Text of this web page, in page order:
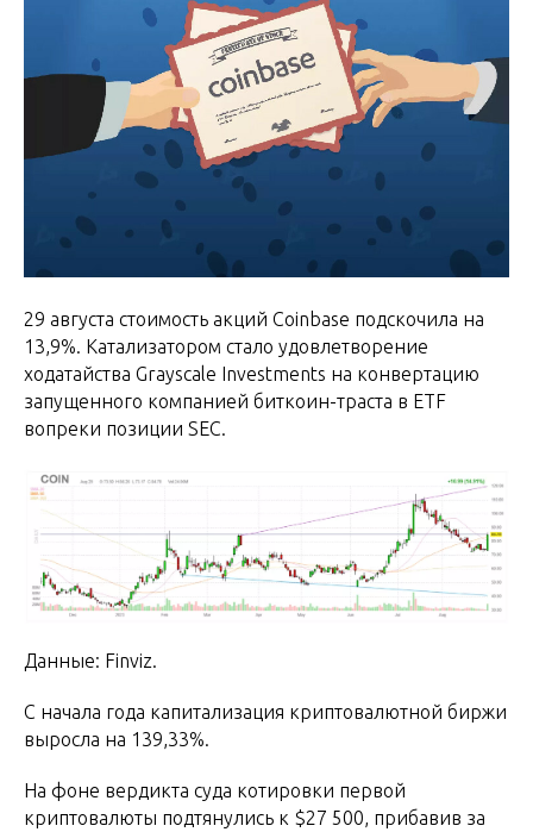
29 августа стоимость акций Coinbase подскочила на
13,9%. Катализатором стало удовлетворение
ходатайства Grayscale Investments на конвертацию
запущенного компанией биткоин-траста в ETF
вопреки позиции SEC.
Данные: Finviz.
C начала года капитализация криптовалютной биржи
выросла на 139,33%.
На фоне вердикта суда котировки первой
криптовалюты подтянулись к $27 500, прибавив за